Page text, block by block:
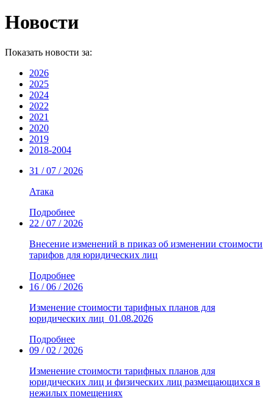
Новости
Показать новости за:
2026
2025
2024
2022
2021
2020
2019
2018-2004
31 / 07 / 2026
Атака
Подробнее
22 / 07 / 2026
Внесение изменений в приказ об изменении стоимости
тарифов для юридических лиц
Подробнее
16 / 06 / 2026
Изменение стоимости тарифных планов для
юридических лиц_01.08.2026
Подробнее
09 / 02 / 2026
Изменение стоимости тарифных планов для
юридических лиц и физических лиц размещающихся в
нежилых помещениях